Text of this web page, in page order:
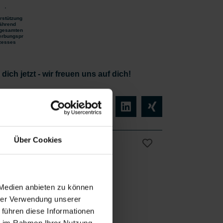
Über Cookies
anbieten zu können
Verwendung unserer
diese Informationen
jetzt - wir freuen uns auf dich!